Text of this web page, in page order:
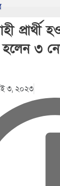
হলেন ৩
৩, ২০২৩